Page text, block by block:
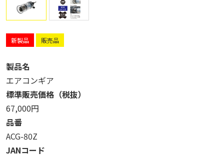
新製品 販売品
製品名
エアコンギア
標準販売価格（税抜）
67,000円
品番
ACG-80Z
JANコード